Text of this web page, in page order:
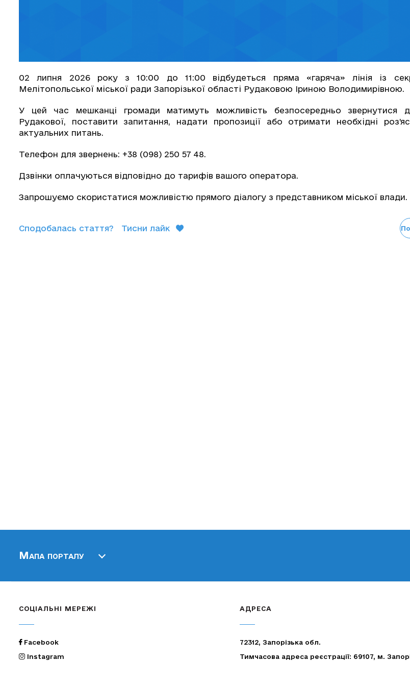
02 липня 2026 року з 10:00 до 11:00 відбудеться пряма «гаряча» лінія із
Мелітопольської міської ради Запорізької області Рудаковою Іриною Володимирівною.
У цей час мешканці громади матимуть можливість безпосередньо звернутися
Рудакової, поставити запитання, надати пропозиції або отримати необхідні
актуальних питань.
Телефон для звернень: +38 (098) 250 57 48.
Дзвінки оплачуються відповідно до тарифів вашого оператора.
Запрошуємо скористатися можливістю прямого діалогу з представником міської влади.
Сподобалась стаття? Тисни лайк
Мапа порталу
СОЦІАЛЬНІ МЕРЕЖІ
Facebook
Instagram
АДРЕСА
72312, Запорізька обл.
Тимчасова адреса реєстрації: 69107, м.